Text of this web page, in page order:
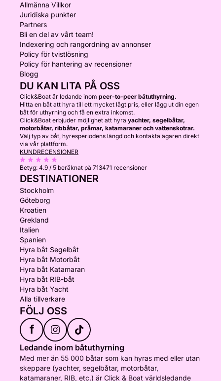
Allmänna Villkor
Juridiska punkter
Partners
Bli en del av vårt team!
Indexering och rangordning av annonser
Policy för tvistlösning
Policy för hantering av recensioner
Blogg
DU KAN LITA PÅ OSS
Click&Boat är ledande inom peer-to-peer båtuthyrning.
Hitta en båt att hyra till ett mycket lågt pris, eller lägg ut din egen
båt för uthyrning och få en extra inkomst.
Click&Boat erbjuder möjlighet att hyra yachter, segelbåtar,
motorbåtar, ribbåtar, pråmar, katamaraner och vattenskotrar.
Välj typ av båt, hyresperiodens längd och kontakta ägaren direkt
via vår plattform.
KUNDRECENSIONER
Betyg: 4.9 / 5 beräknat på 713471 recensioner
DESTINATIONER
Stockholm
Göteborg
Kroatien
Grekland
Italien
Spanien
Hyra båt Segelbåt
Hyra båt Motorbåt
Hyra båt Katamaran
Hyra båt RIB-båt
Hyra båt Yacht
Alla tillverkare
FÖLJ OSS
f
Ledande inom båtuthyrning
Med mer än 55 000 båtar som kan hyras med eller utan
skeppare (yachter, segelbåtar, motorbåtar,
katamaraner, RIB, etc.) är Click & Boat världsledande